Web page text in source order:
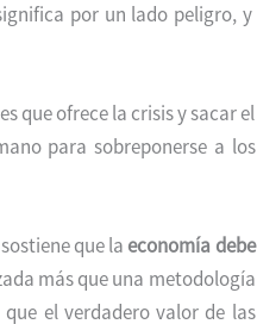
por un lado peligro, y
que ofrece la crisis y sacar el
para sobreponerse a los
que la economía debe
más que una metodología
el verdadero valor de las